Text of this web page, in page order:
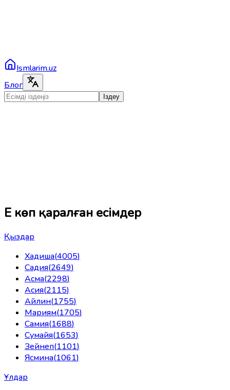
Ismlarim.uz
Блог
Іздеу
Ең көп қаралған есімдер
Қыздар
Хадиша(4005)
Садия(2649)
Асма(2298)
Асия(2115)
Айлин(1755)
Мариям(1705)
Самия(1688)
Сумайя(1653)
Зейнеп(1101)
Ясмина(1061)
Ұлдар